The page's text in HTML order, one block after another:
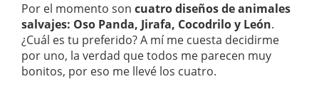
Por el momento son cuatro diseños de animales
salvajes: Oso Panda, Jirafa, Cocodrilo y León.
¿Cuál es tu preferido? A mí me cuesta decidirme
por uno, la verdad que todos me parecen muy
bonitos, por eso me llevé los cuatro.